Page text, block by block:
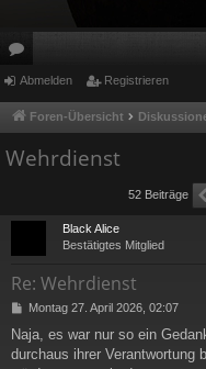
or
en
Abmelden Registrieren
Foren-Übersicht
Wehrdienst
52 Beiträge
Black Alice
Bestätigtes Mitglied
Re: Wehrdienst
B
i
t
Montag 27. April 2026, 02:07
Naja, es war nur so ein
durchaus ihrer Verantwortung